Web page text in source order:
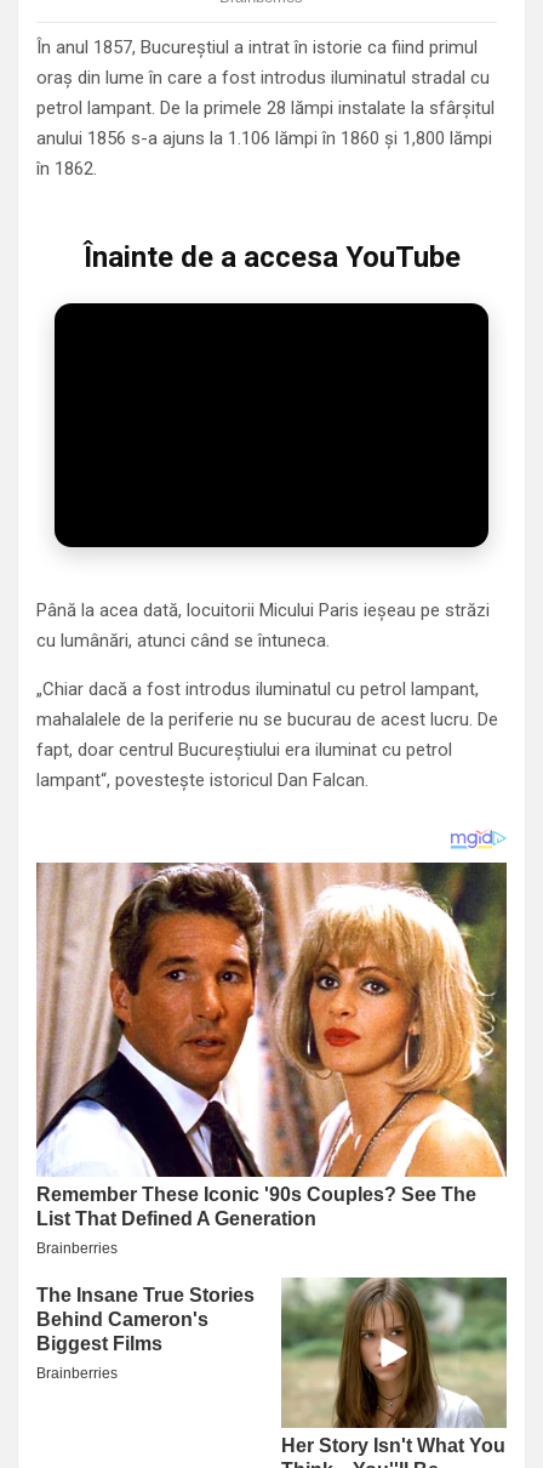
În anul 1857, Bucureştiul a intrat în istorie ca fiind primul
oraş din lume în care a fost introdus iluminatul stradal cu
petrol lampant. De la primele 28 lămpi instalate la sfârşitul
anului 1856 s-a ajuns la 1.106 lămpi în 1860 şi 1,800 lămpi
în 1862.
Înainte de a accesa YouTube
Până la acea dată, locuitorii Micului Paris ieșeau pe străzi
cu lumânări, atunci când se întuneca.
„Chiar dacă a fost introdus iluminatul cu petrol lampant,
mahalalele de la periferie nu se bucurau de acest lucru. De
fapt, doar centrul Bucureştiului era iluminat cu petrol
lampant“, povesteşte istoricul Dan Falcan.